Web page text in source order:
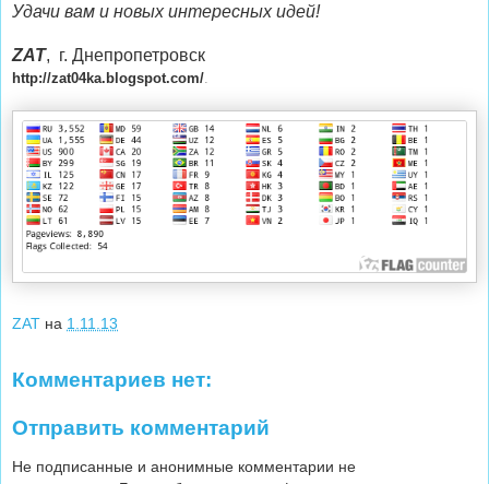
Удачи вам и новых интересных идей!
ZAT, г. Днепропетровск
http://zat04ka.blogspot.com/
ZAT на 1.11.13
Комментариев нет:
Отправить комментарий
Не подписанные и анонимные комментарии не